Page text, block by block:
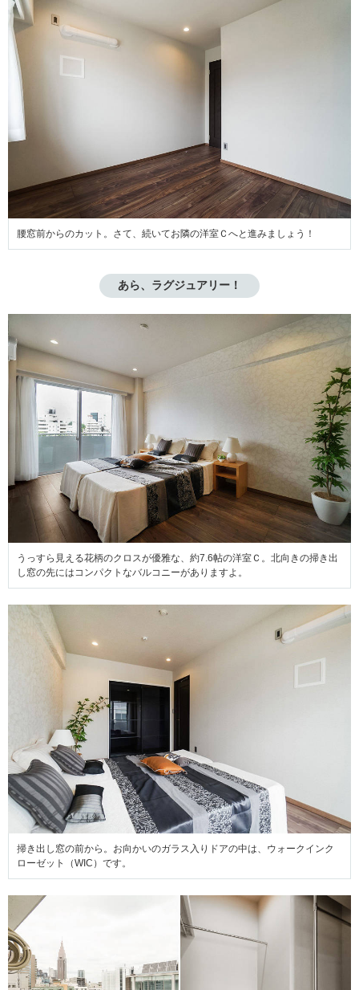
腰窓前からのカット。さて、続いてお隣の洋室Ｃへと進みましょう！
あら、ラグジュアリー！
うっすら見える花柄のクロスが優雅な、約7.6帖の洋室Ｃ。北向きの掃き出
し窓の先にはコンパクトなバルコニーがありますよ。
掃き出し窓の前から。お向かいのガラス入りドアの中は、ウォークインク
ローゼット（WIC）です。